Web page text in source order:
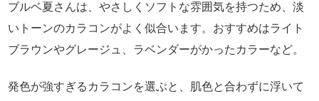
ブルベ夏さんは、やさしくソフトな雰囲気を持つため、淡
いトーンのカラコンがよく似合います。おすすめはライト
ブラウンやグレージュ、ラベンダーがかったカラーなど。
発色が強すぎるカラコンを選ぶと、肌色と合わずに浮いて